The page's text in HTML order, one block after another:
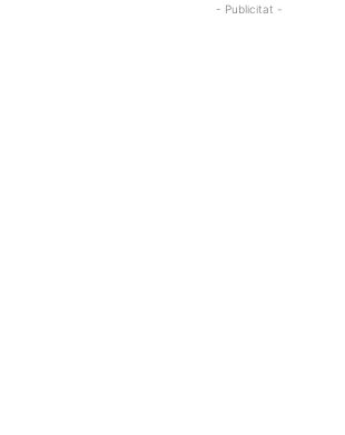
- Publicitat -